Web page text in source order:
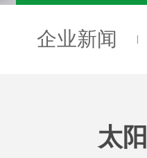
企业新闻
太